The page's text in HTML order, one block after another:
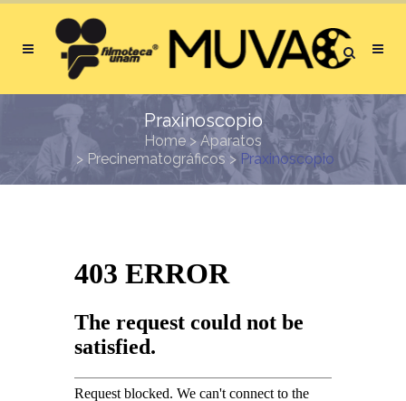
Praxinoscopio
Home > Aparatos
> Precinematográficos > Praxinoscopio